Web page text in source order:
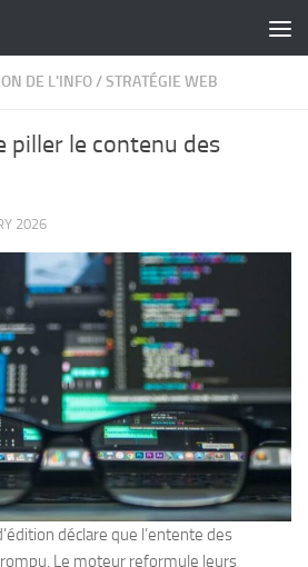
DE L'INFO/STRATÉGIE WEB
piller le contenu des
2026
déclare que l’entente des
Le moteur reformule leurs